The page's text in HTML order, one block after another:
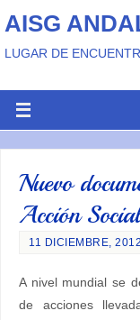
AISG
LUGAR DE
Nuevo
Acción
11 DICIEMBRE, 2012
A nivel mundial se
de acciones